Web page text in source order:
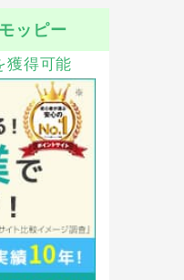
ッピー
獲得可能